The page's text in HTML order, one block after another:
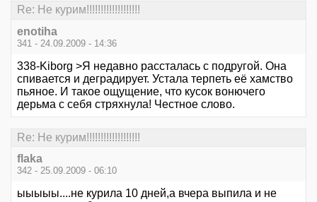
Re: Не курим!!!!!!!!!!!!!!!!!!!
enotiha
341 - 24.09.2009 - 14:36
338-Kiborg >Я недавно рассталась с подругой. Она
спивается и деградирует. Устала терпеть её хамство
пьяное. И такое ощущение, что кусок вонючего
дерьма с себя стряхнула! Честное слово.
Re: Не курим!!!!!!!!!!!!!!!!!!!
flaka
342 - 25.09.2009 - 06:10
ыыыыы....не курила 10 дней,а вчера выпила и не